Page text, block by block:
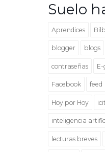
Suelo
Aprendices
blogger blogs
contraseñas
Facebook feed
Hoy por Hoy
inteligencia
lecturas breves